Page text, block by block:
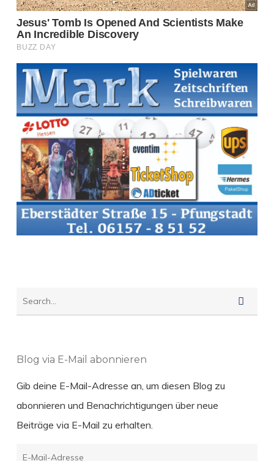
Blog via E-Mail abonnieren
Gib deine E-Mail-Adresse an, um diesen Blog zu
abonnieren und Benachrichtigungen über neue
Beiträge via E-Mail zu erhalten.
E-